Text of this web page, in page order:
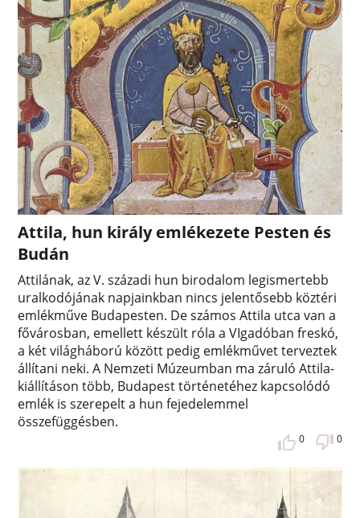
Attila, hun király emlékezete Pesten és
Budán
Attilának, az V. századi hun birodalom legismertebb
uralkodójának napjainkban nincs jelentősebb köztéri
emlékműve Budapesten. De számos Attila utca van a
fővárosban, emellett készült róla a VIgadóban freskó,
a két világháború között pedig emlékművet terveztek
állítani neki. A Nemzeti Múzeumban ma záruló Attila-
kiállításon több, Budapest történetéhez kapcsolódó
emlék is szerepelt a hun fejedelemmel
összefüggésben.
0 0